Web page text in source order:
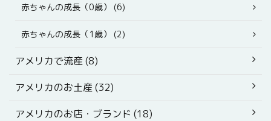
赤ちゃんの成長（0歳） (6)
赤ちゃんの成長（1歳） (2)
アメリカで流産 (8)
アメリカのお土産 (32)
アメリカのお店・ブランド (18)